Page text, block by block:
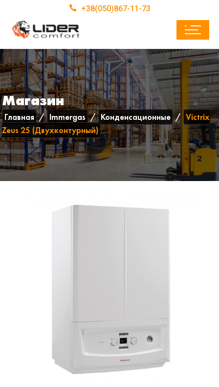
+38(050)867-11-73
Магазин
Главная Immergas Конденсационные
Victrix
Zeus 25 (Двухконтурный)